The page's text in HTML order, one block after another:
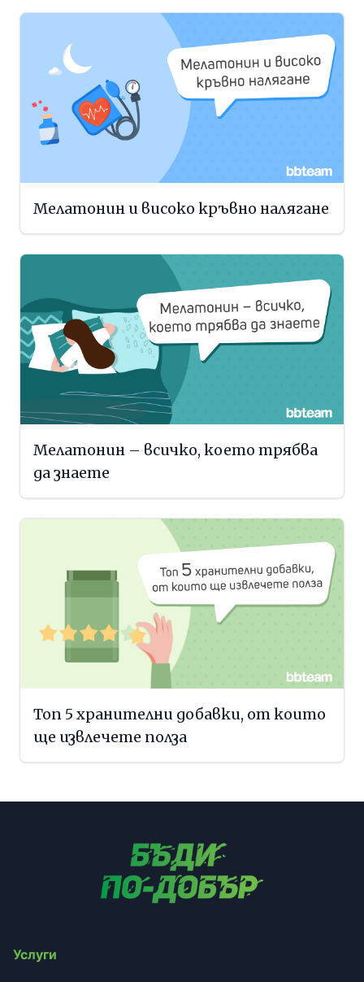
Мелатонин и високо кръвно налягане
Мелатонин – всичко, което трябва
да знаете
Топ 5 хранителни добавки, от които
ще извлечете полза
Услуги